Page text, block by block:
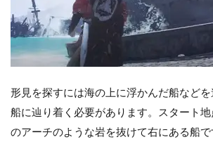
形見を探すには海の上に浮かんだ船など
船に辿り着く必要があります。スタート
のアーチのような岩を抜けて右にある船で